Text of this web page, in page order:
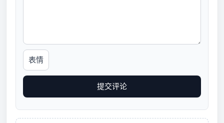
表情
提交评论